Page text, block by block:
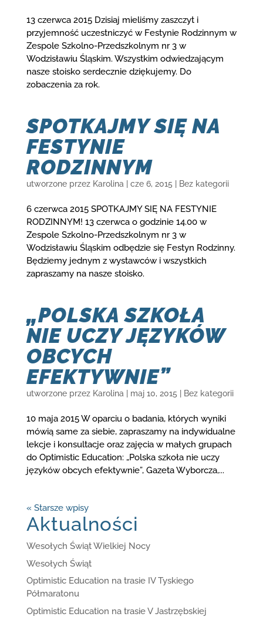
13 czerwca 2015 Dzisiaj mieliśmy zaszczyt i
przyjemność uczestniczyć w Festynie Rodzinnym w
Zespole Szkolno-Przedszkolnym nr 3 w
Wodzisławiu Śląskim. Wszystkim odwiedzającym
nasze stoisko serdecznie dziękujemy. Do
zobaczenia za rok.
SPOTKAJMY SIĘ NA
FESTYNIE
RODZINNYM
utworzone przez Karolina cze 6, 2015 Bez kategorii
6 czerwca 2015 SPOTKAJMY SIĘ NA FESTYNIE
RODZINNYM! 13 czerwca o godzinie 14.00 w
Zespole Szkolno-Przedszkolnym nr 3 w
Wodzisławiu Śląskim odbędzie się Festyn Rodzinny.
Będziemy jednym z wystawców i wszystkich
zapraszamy na nasze stoisko.
„POLSKA SZKOŁA
NIE UCZY JĘZYKÓW
OBCYCH
EFEKTYWNIE”
utworzone przez Karolina maj 10, 2015 Bez kategorii
10 maja 2015 W oparciu o badania, których wyniki
mówią same za siebie, zapraszamy na indywidualne
lekcje i konsultacje oraz zajęcia w małych grupach
do Optimistic Education: „Polska szkoła nie uczy
języków obcych efektywnie”, Gazeta Wyborcza,...
« Starsze wpisy
Aktualności
Wesołych Świąt Wielkiej Nocy
Wesołych Świąt
Optimistic Education na trasie IV Tyskiego
Półmaratonu
Optimistic Education na trasie V Jastrzębskiej